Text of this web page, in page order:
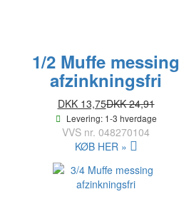
1/2 Muffe messing
afzinkningsfri
DKK 13,75DKK 24,91
Levering: 1-3 hverdage
VVS nr. 048270104
KØB HER »